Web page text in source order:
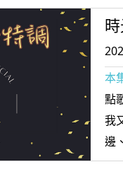
回
本
點
我
邊
而